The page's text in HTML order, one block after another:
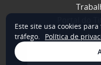
© 2026 NSC Total.
Este site usa cookies
tráfego.
Política de